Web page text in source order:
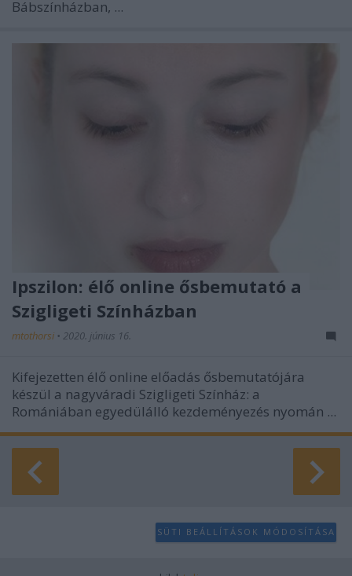
Bábszínházban, ...
Ipszilon: élő online ősbemutató a
Szigligeti Színházban
mtothorsi • 2020. június 16.
Kifejezetten élő online előadás ősbemutatójára
készül a nagyváradi Szigligeti Színház: a
Romániában egyedülálló kezdeményezés nyomán ...
SÜTI BEÁLLÍTÁSOK MÓDOSÍTÁSA